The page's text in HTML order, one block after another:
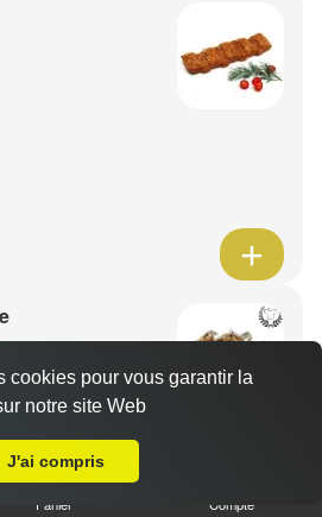
Panier Compte
cookies pour vous garantir la
notre site Web
J'ai compris